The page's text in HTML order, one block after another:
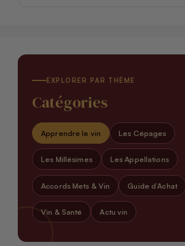
EXPLORER PAR THÈME
Catégories
Apprendre le vin Les Cépages
Les Millésimes Les Appellations
Accords Mets & Vin Guide d’Achat
Vin & Santé Actu vin